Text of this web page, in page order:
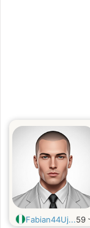
Fabian44Uj...59